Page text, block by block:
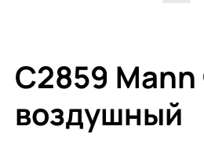
C2859
воздушный